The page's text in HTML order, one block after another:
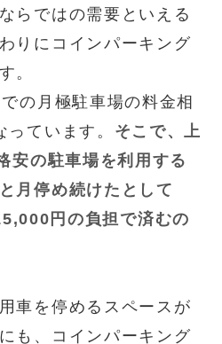
らではの需要といえる
りにコインパーキング
。
の月極駐車場の料金相
ています。 そこで、上
安の駐車場を利用する
月停め続けたとして
円の負担で済むの
車を停めるスペースが
も、コインパーキング